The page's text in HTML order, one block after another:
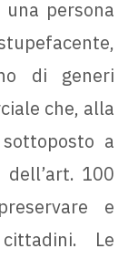
persona
di generi
che, alla
a
100
e
Le